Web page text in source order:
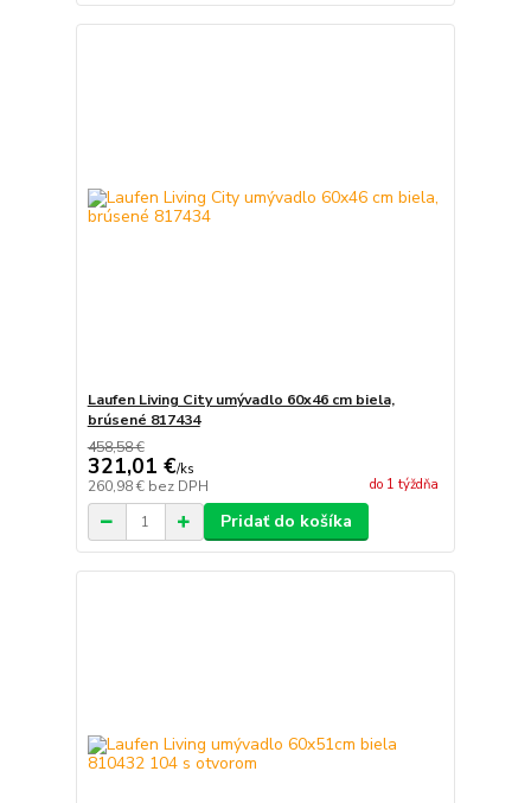
Laufen Living City umývadlo 60x46 cm biela,
brúsené 817434
458,58 €
321,01 €/ks
260,98 € bez DPH do 1 týždňa
Pridať do košíka